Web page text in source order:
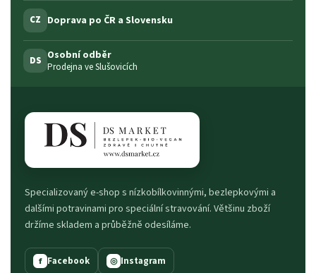
CZ Doprava po ČR a Slovensku
DS Osobní odběr
Prodejna ve Slušovicích
Specializovaný e-shop s nízkobílkovinnými, bezlepkovými a
dalšími potravinami pro speciální stravování. Většinu zboží
držíme skladem a průběžně odesíláme.
f Facebook ◎ Instagram